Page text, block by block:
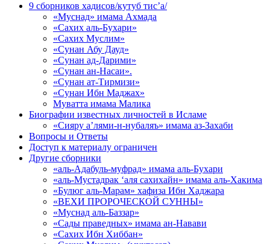
9 сборников хадисов/кутуб тис’а/
«Муснад» имама Ахмада
«Сахих аль-Бухари»
«Сахих Муслим»
«Сунан Абу Дауд»
«Сунан ад-Дарими»
«Сунан ан-Насаи».
«Сунан ат-Тирмизи»
«Сунан Ибн Маджах»
Муватта имама Малика
Биографии известных личностей в Исламе
«Сияру а’лями-н-нубаляъ» имама аз-Захаби
Вопросы и Ответы
Доступ к материалу ограничен
Другие сборники
«аль-Адабуль-муфрад» имама аль-Бухари
«аль-Мустадрак ‘аля сахихайн» имама аль-Хакима
«Булюг аль-Марам» хафиза Ибн Хаджара
«ВЕХИ ПРОРОЧЕСКОЙ СУННЫ»
«Муснад аль-Баззар»
«Сады праведных» имама ан-Навави
«Сахих Ибн Хиббан»